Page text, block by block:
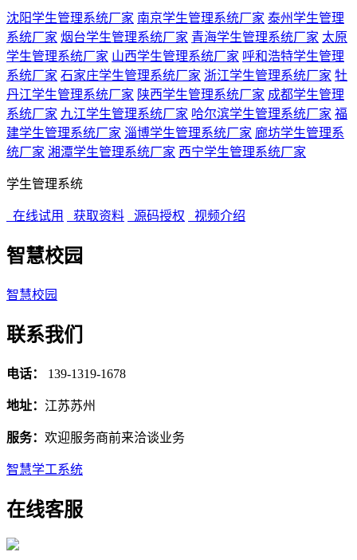
沈阳学生管理系统厂家 南京学生管理系统厂家 泰州学生管理
系统厂家 烟台学生管理系统厂家 青海学生管理系统厂家 太原
学生管理系统厂家 山西学生管理系统厂家 呼和浩特学生管理
系统厂家 石家庄学生管理系统厂家 浙江学生管理系统厂家 牡
丹江学生管理系统厂家 陕西学生管理系统厂家 成都学生管理
系统厂家 九江学生管理系统厂家 哈尔滨学生管理系统厂家 福
建学生管理系统厂家 淄博学生管理系统厂家 廊坊学生管理系
统厂家 湘潭学生管理系统厂家 西宁学生管理系统厂家
学生管理系统
在线试用 获取资料 源码授权 视频介绍
智慧校园
智慧校园
联系我们
电话： 139-1319-1678
地址： 江苏苏州
服务： 欢迎服务商前来洽谈业务
智慧学工系统
在线客服